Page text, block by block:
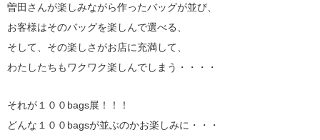
曽田さんが楽しみながら作ったバッグが並び、
お客様はそのバッグを楽しんで選べる、
そして、その楽しさがお店に充満して、
わたしたちもワクワク楽しんでしまう・・・・
それが１００bags展！！！
どんな１００bagsが並ぶのかお楽しみに・・・